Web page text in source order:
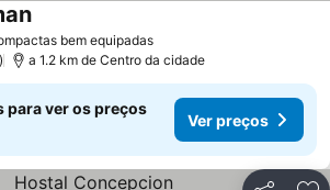
bem equipadasVer preços
Ver preços
a 1.2 km de Centro da cidade
para ver os preços
Ver preços